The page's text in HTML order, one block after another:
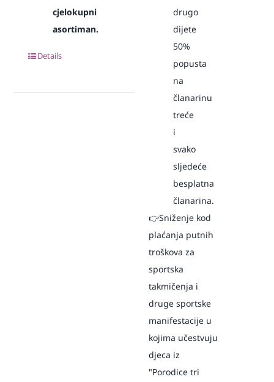
cjelokupni
asortiman.
Details
drugo
dijete
50%
popusta
na
članarinu
treće
i
svako
sljedeće
besplatna
članarina.
👉Sniženje kod
plaćanja putnih
troškova za
sportska
takmičenja i
druge sportske
manifestacije u
kojima učestvuju
djeca iz
"Porodice tri